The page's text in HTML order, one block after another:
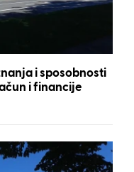
i sposobnosti
i financije